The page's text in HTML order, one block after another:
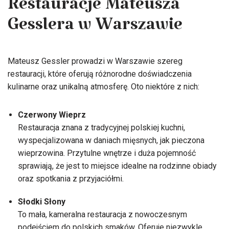
Restauracje Mateusza
Gesslera w Warszawie
Mateusz Gessler prowadzi w Warszawie szereg
restauracji, które oferują różnorodne doświadczenia
kulinarne oraz unikalną atmosferę. Oto niektóre z nich:
Czerwony Wieprz
Restauracja znana z tradycyjnej polskiej kuchni,
wyspecjalizowana w daniach mięsnych, jak pieczona
wieprzowina. Przytulne wnętrze i duża pojemność
sprawiają, że jest to miejsce idealne na rodzinne obiady
oraz spotkania z przyjaciółmi.
Słodki Słony
To mała, kameralna restauracja z nowoczesnym